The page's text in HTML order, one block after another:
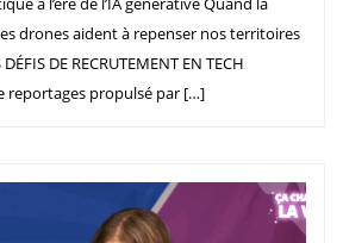
drones aident à repenser nos territoires
DE RECRUTEMENT EN TECH
reportages propulsé par […]